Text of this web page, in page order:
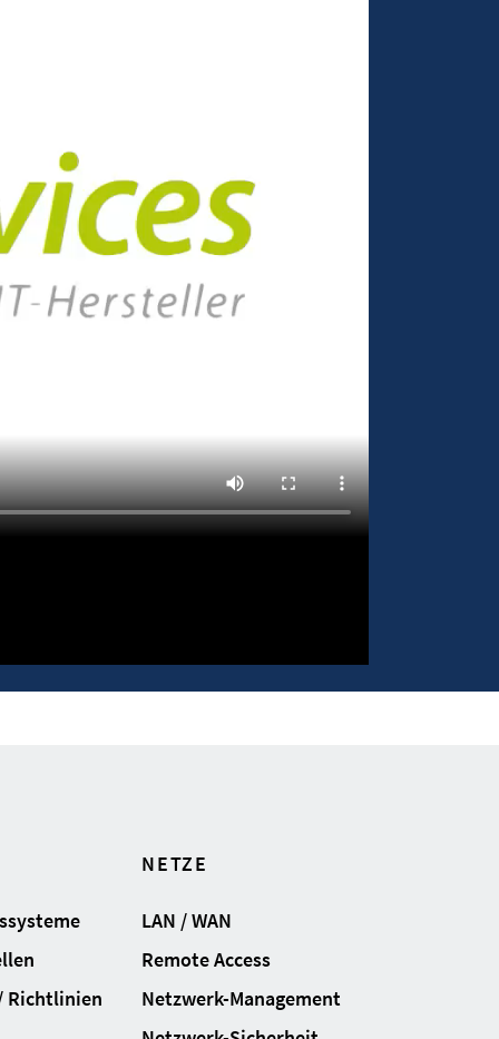
Richtlinien
NETZE
LAN / WAN
Remote Access
Netzwerk-Management